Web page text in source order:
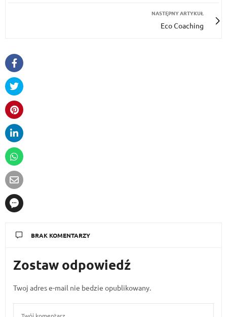
NASTĘPNY ARTYKUŁ
Eco Coaching
BRAK KOMENTARZY
Zostaw odpowiedź
Twoj adres e-mail nie bedzie opublikowany.